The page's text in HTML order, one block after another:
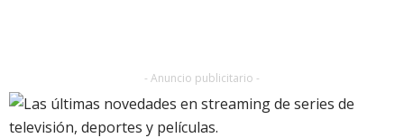
- Anuncio publicitario -